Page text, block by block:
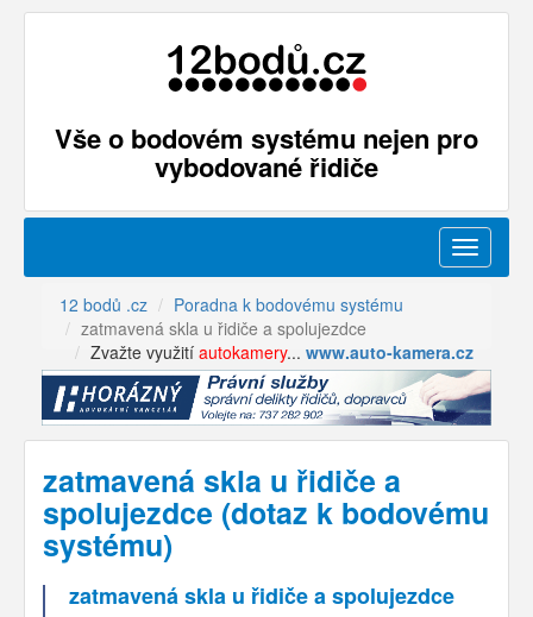
Vše o bodovém systému nejen pro
vybodované řidiče
Menu
12 bodů .cz
Poradna k bodovému systému
zatmavená skla u řidiče a spolujezdce
Zvažte využití autokamery... www.auto-kamera.cz
zatmavená skla u řidiče a
spolujezdce (dotaz k bodovému
systému)
zatmavená skla u řidiče a spolujezdce